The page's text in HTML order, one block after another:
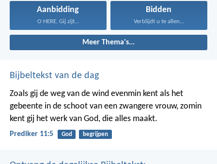
Aanbidding
O HERE, Gij zijt...
Bidden
Verblijdt u te allen...
Meer Thema's...
Bijbeltekst van de dag
Zoals gij de weg van de wind evenmin kent als het
gebeente in de schoot van een zwangere vrouw, zomin
kent gij het werk van God, die alles maakt.
Prediker 11:5 God begrijpen